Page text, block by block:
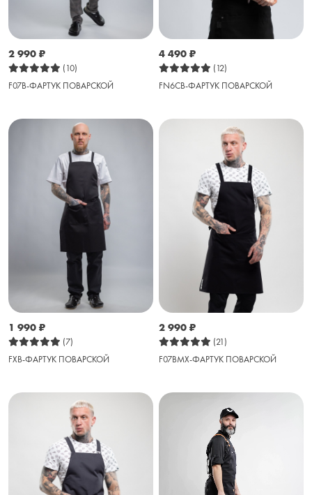
2 990 ₽
(10)
F07B-ФАРТУК ПОВАРСКОЙ
4 490 ₽
(12)
FN6CB-ФАРТУК ПОВАРСКОЙ
1 990 ₽
(7)
FXB-ФАРТУК ПОВАРСКОЙ
2 990 ₽
(21)
F07BMX-ФАРТУК ПОВАРСКОЙ